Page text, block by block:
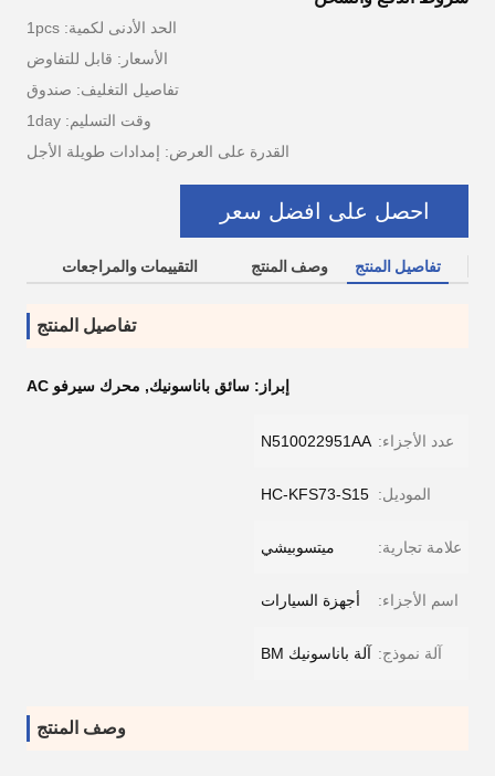
الحد الأدنى لكمية: 1pcs
الأسعار: قابل للتفاوض
تفاصيل التغليف: صندوق
وقت التسليم: 1day
القدرة على العرض: إمدادات طويلة الأجل
احصل على افضل سعر
تفاصيل المنتج وصف المنتج التقييمات والمراجعات
تفاصيل المنتج
إبراز: سائق باناسونيك, محرك سيرفو AC
عدد الأجزاء: N510022951AA
الموديل: HC-KFS73-S15
علامة تجارية: ميتسوبيشي
اسم الأجزاء: أجهزة السيارات
آلة نموذج: آلة باناسونيك BM
وصف المنتج